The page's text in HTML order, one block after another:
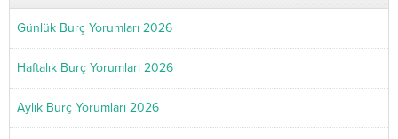
Günlük Burç Yorumları 2026
Haftalık Burç Yorumları 2026
Aylık Burç Yorumları 2026